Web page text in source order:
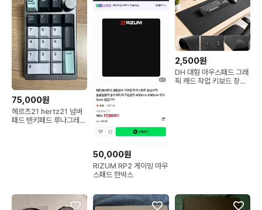
75,000원
헤르츠21 hertz21 넘버
패드 텐키패드 루나그레이
50,000원
RIZUM RP2 게이밍 마우
스패드 한박스
2,500원
DH 대형 마우스패드 그래
픽 캐드 작업 키보드 장패